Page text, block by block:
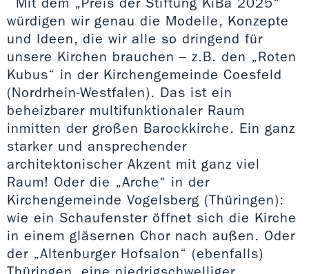
würdigen wir genau die Modelle, Konzepte
und Ideen, die wir alle so dringend für
unsere Kirchen brauchen – z.B. den „Roten
Kubus“ in der Kirchengemeinde Coesfeld
(Nordrhein-Westfalen). Das ist ein
beheizbarer multifunktionaler Raum
inmitten der großen Barockkirche. Ein ganz
starker und ansprechender
architektonischer Akzent mit ganz viel
Raum! Oder die „Arche“ in der
Kirchengemeinde Vogelsberg (Thüringen):
wie ein Schaufenster öffnet sich die Kirche
in einem gläsernen Chor nach außen. Oder
der „Altenburger Hofsalon“ (ebenfalls)